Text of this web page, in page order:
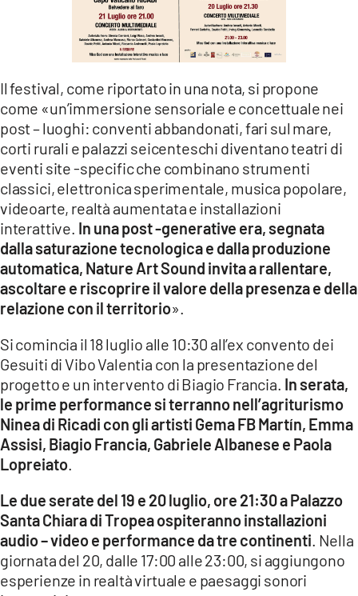
Il festival, come riportato in una nota, si propone
come «un’immersione sensoriale e concettuale nei
post – luoghi: conventi abbandonati, fari sul mare,
corti rurali e palazzi seicenteschi diventano teatri di
eventi site -specific che combinano strumenti
classici, elettronica sperimentale, musica popolare,
videoarte, realtà aumentata e installazioni
interattive. In una post -generative era, segnata
dalla saturazione tecnologica e dalla produzione
automatica, Nature Art Sound invita a rallentare,
ascoltare e riscoprire il valore della presenza e della
relazione con il territorio».
Si comincia il 18 luglio alle 10:30 all’ex convento dei
Gesuiti di Vibo Valentia con la presentazione del
progetto e un intervento di Biagio Francia. In serata,
le prime performance si terranno nell’agriturismo
Ninea di Ricadi con gli artisti Gema FB Martín, Emma
Assisi, Biagio Francia, Gabriele Albanese e Paola
Lopreiato.
Le due serate del 19 e 20 luglio, ore 21:30 a Palazzo
Santa Chiara di Tropea ospiteranno installazioni
audio – video e performance da tre continenti. Nella
giornata del 20, dalle 17:00 alle 23:00, si aggiungono
esperienze in realtà virtuale e paesaggi sonori